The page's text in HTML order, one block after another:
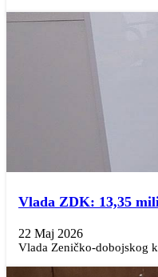
Vlada ZDK: 13,35
22 Maj 2026
Vlada Zeničko-dobojskog